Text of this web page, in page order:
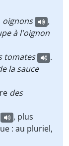
oignons
,
à l'oignon
tomates
.
la sauce
des
, plus
: au pluriel,